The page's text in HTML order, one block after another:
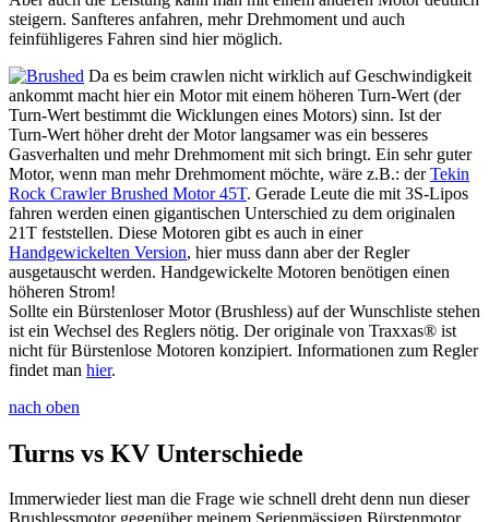
steigern. Sanfteres anfahren, mehr Drehmoment und auch
feinfühligeres Fahren sind hier möglich.
Da es beim crawlen nicht wirklich auf Geschwindigkeit
ankommt macht hier ein Motor mit einem höheren Turn-Wert (der
Turn-Wert bestimmt die Wicklungen eines Motors) sinn. Ist der
Turn-Wert höher dreht der Motor langsamer was ein besseres
Gasverhalten und mehr Drehmoment mit sich bringt. Ein sehr guter
Motor, wenn man mehr Drehmoment möchte, wäre z.B.: derTekin
Rock Crawler Brushed Motor 45T. Gerade Leute die mit 3S-Lipos
fahren werden einen gigantischen Unterschied zu dem originalen
21T feststellen. Diese Motoren gibt es auch in einer
Handgewickelten Version, hier muss dann aber der Regler
ausgetauscht werden. Handgewickelte Motoren benötigen einen
höheren Strom!
Sollte ein Bürstenloser Motor (Brushless) auf der Wunschliste stehen
ist ein Wechsel des Reglers nötig. Der originale von Traxxas® ist
nicht für Bürstenlose Motoren konzipiert. Informationen zum Regler
findet man hier.
nach oben
Turns vs KV Unterschiede
Immerwieder liest man die Frage wie schnell dreht denn nun dieser